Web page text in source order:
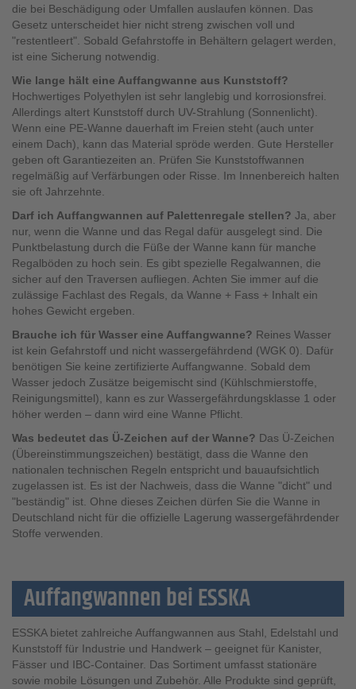
die bei Beschädigung oder Umfallen auslaufen können. Das
Gesetz unterscheidet hier nicht streng zwischen voll und
"restentleert". Sobald Gefahrstoffe in Behältern gelagert werden,
ist eine Sicherung notwendig.
Wie lange hält eine Auffangwanne aus Kunststoff?
Hochwertiges Polyethylen ist sehr langlebig und korrosionsfrei.
Allerdings altert Kunststoff durch UV-Strahlung (Sonnenlicht).
Wenn eine PE-Wanne dauerhaft im Freien steht (auch unter
einem Dach), kann das Material spröde werden. Gute Hersteller
geben oft Garantiezeiten an. Prüfen Sie Kunststoffwannen
regelmäßig auf Verfärbungen oder Risse. Im Innenbereich halten
sie oft Jahrzehnte.
Darf ich Auffangwannen auf Palettenregale stellen? Ja, aber
nur, wenn die Wanne und das Regal dafür ausgelegt sind. Die
Punktbelastung durch die Füße der Wanne kann für manche
Regalböden zu hoch sein. Es gibt spezielle Regalwannen, die
sicher auf den Traversen aufliegen. Achten Sie immer auf die
zulässige Fachlast des Regals, da Wanne + Fass + Inhalt ein
hohes Gewicht ergeben.
Brauche ich für Wasser eine Auffangwanne? Reines Wasser
ist kein Gefahrstoff und nicht wassergefährdend (WGK 0). Dafür
benötigen Sie keine zertifizierte Auffangwanne. Sobald dem
Wasser jedoch Zusätze beigemischt sind (Kühlschmierstoffe,
Reinigungsmittel), kann es zur Wassergefährdungsklasse 1 oder
höher werden – dann wird eine Wanne Pflicht.
Was bedeutet das Ü-Zeichen auf der Wanne? Das Ü-Zeichen
(Übereinstimmungszeichen) bestätigt, dass die Wanne den
nationalen technischen Regeln entspricht und bauaufsichtlich
zugelassen ist. Es ist der Nachweis, dass die Wanne "dicht" und
"beständig" ist. Ohne dieses Zeichen dürfen Sie die Wanne in
Deutschland nicht für die offizielle Lagerung wassergefährdender
Stoffe verwenden.
Auffangwannen bei ESSKA
ESSKA bietet zahlreiche Auffangwannen aus Stahl, Edelstahl und
Kunststoff für Industrie und Handwerk – geeignet für Kanister,
Fässer und IBC-Container. Das Sortiment umfasst stationäre
sowie mobile Lösungen und Zubehör. Alle Produkte sind geprüft,